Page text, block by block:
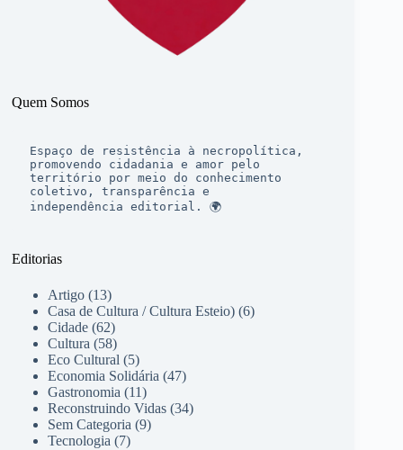
Quem Somos
Espaço de resistência à necropolítica,
promovendo cidadania e amor pelo
território por meio do conhecimento
coletivo, transparência e
independência editorial. 🌍
Editorias
Artigo (13)
Casa de Cultura / Cultura Esteio) (6)
Cidade (62)
Cultura (58)
Eco Cultural (5)
Economia Solidária (47)
Gastronomia (11)
Reconstruindo Vidas (34)
Sem Categoria (9)
Tecnologia (7)